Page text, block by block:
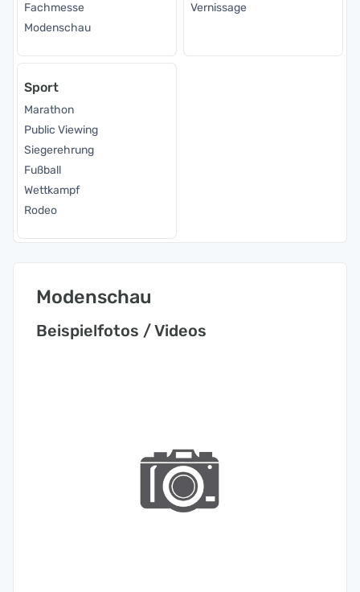
Fachmesse
Modenschau
Vernissage
Sport
Marathon
Public Viewing
Siegerehrung
Fußball
Wettkampf
Rodeo
Modenschau
Beispielfotos / Videos